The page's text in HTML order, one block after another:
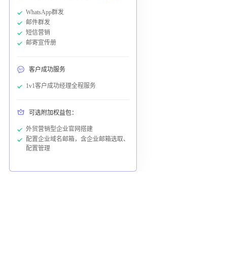
WhatsApp群发
邮件群发
短信营销
邮寄宣传册
客户成功服务
1v1客户成功经理全程服务
可选附加权益包：
外贸营销型企业官网搭建
配置企业域名邮箱，含企业邮箱选取、
配置管理